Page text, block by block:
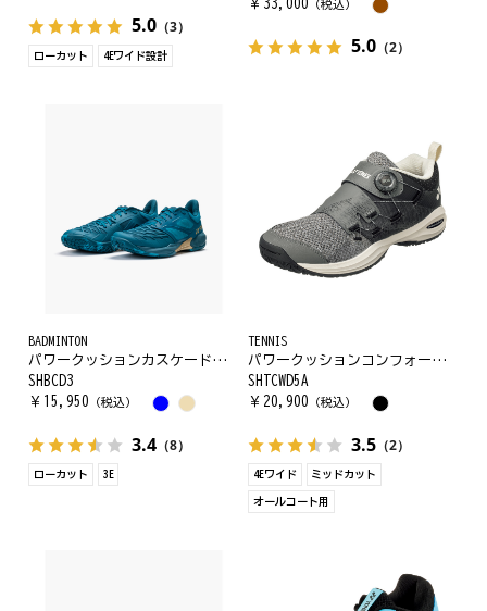
5.0 （3）
ローカット 4Eワイド設計
￥ 33,000 （税込）
5.0（2）
BADMINTON
パワークッションカスケードドライブ
SHBCD3
￥ 15,950 （税込）
3.4 （8）
ローカット 3E
TENNIS
パワークッションコンフォート ワイド ダイヤル5 AC
SHTCWD5A
￥ 20,900 （税込）
3.5（2）
4Eワイド ミッドカット
オールコート用